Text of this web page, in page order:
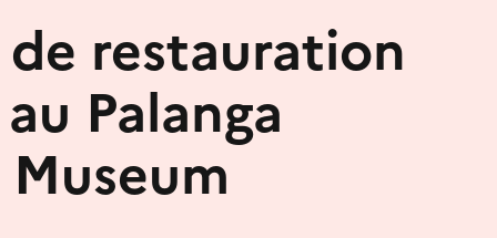
restauration
Palanga